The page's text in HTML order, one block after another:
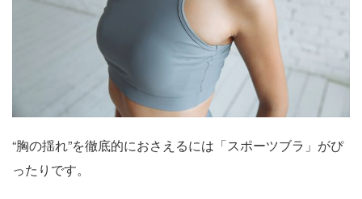
“胸の揺れ”を徹底的におさえるには「スポーツブラ」がぴ
ったりです。